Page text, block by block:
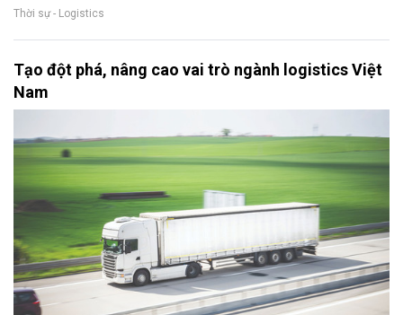
Thời sự - Logistics
Tạo đột phá, nâng cao vai trò ngành logistics Việt
Nam